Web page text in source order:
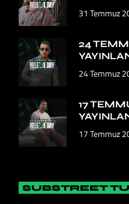
31 Temmuz
24
24 Temmuz
17
17 Temmuz
SUBSTREET